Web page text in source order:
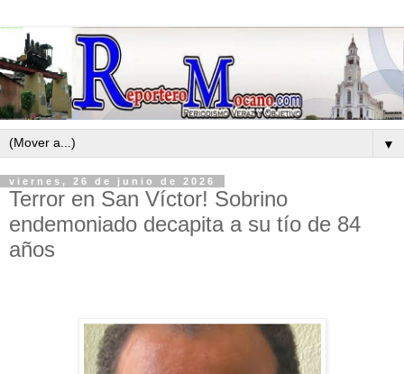
▼
viernes, 26 de junio de 2026
Terror en San Víctor! Sobrino
endemoniado decapita a su tío de 84
años